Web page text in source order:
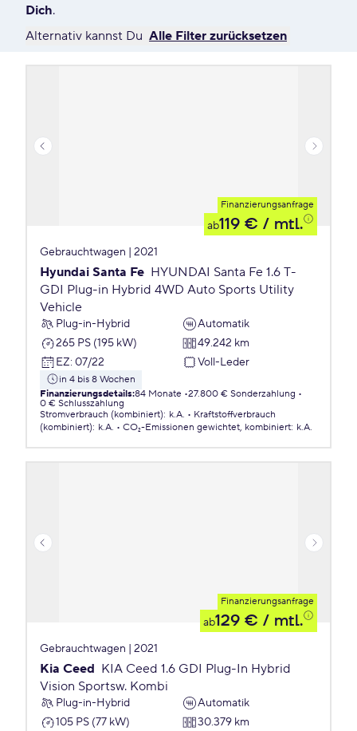
Dich.
Alternativ kannst Du Alle Filter zurücksetzen
Finanzierungsanfrage
ab119 € / mtl.
Gebrauchtwagen | 2021
Hyundai Santa Fe HYUNDAI Santa Fe 1.6 T-
GDI Plug-in Hybrid 4WD Auto Sports Utility
Vehicle
Plug-in-Hybrid
Automatik
265 PS (195 kW)
49.242 km
EZ: 07/22 Voll-Leder
in 4 bis 8 Wochen
Finanzierungsdetails:84 Monate 27.800 € Sonderzahlung
0 € Schlusszahlung
Stromverbrauch (kombiniert): k.A.
Kraftstoffverbrauch
(kombiniert): k.A. CO₂-Emissionen gewichtet, kombiniert: k.A.
Finanzierungsanfrage
ab129 € / mtl.
Gebrauchtwagen | 2021
Kia Ceed KIA Ceed 1.6 GDI Plug-In Hybrid
Vision Sportsw. Kombi
Plug-in-Hybrid
Automatik
105 PS (77 kW)
30.379 km